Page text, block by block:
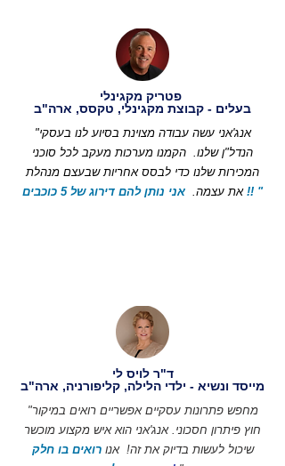
בעלים - קבוצת מקגינלי, טקסס, ארה"ב
"אנג'אני עשה עבודה מצוינת בסיוע לנו בעסקי
הנדל"ן שלנו. הקמנו מערכות מעקב לכל סוכני
המכירות שלנו כדי לבסס אחריות שבעצם מנהלת
את עצמה.אני נותן להם דירוג של 5 כוכבים !! "
ד"ר לויס לי
מייסד ונשיא - ילדי הלילה, קליפורניה, ארה"ב
"מחפש פתרונות עסקיים אפשריים רואים במיקור
חוץ פיתרון חסכוני. אנג'אני הוא איש מקצוע מוכשר
שיכול לעשות בדיוק את זה! אנו רואים בו חלק